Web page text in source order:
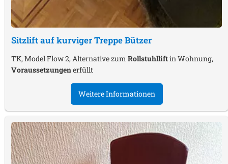
Sitzlift auf kurviger TreppeBützer
TK, Model Flow 2, Alternative zum Rollstuhlliftin Wohnung,
Voraussetzungenerfüllt
Weitere Informationen